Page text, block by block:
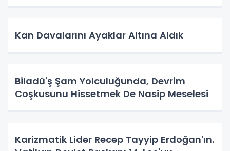
Kan Davalarını Ayaklar Altına Aldık
Biladü'ş Şam Yolculuğunda, Devrim
Coşkusunu Hissetmek De Nasip Meselesi
Karizmatik Lider Recep Tayyip Erdoğan'ın.